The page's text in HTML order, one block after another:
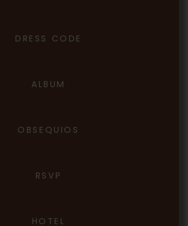
DRESS CODE
ALBUM
OBSEQUIOS
RSVP
HOTEL